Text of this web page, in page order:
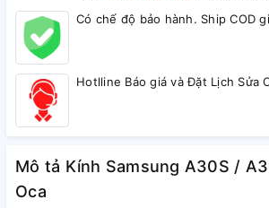
Có chế độ bảo hành. Ship COD
Hotlline Báo giá và Đặt Lịch Sửa
Mô tả Kính Samsung A30S /
Oca